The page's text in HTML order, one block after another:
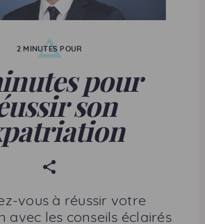
2 MINUTES POUR
pour
son
r
t
vous à réussir votre
avec les conseils éclairés